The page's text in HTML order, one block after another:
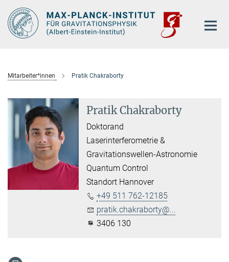
Hauptinhalt
Mitarbeiter*innen Pratik Chakraborty
Pratik Chakraborty
Doktorand
Laserinterferometrie &
Gravitationswellen-Astronomie
Quantum Control
Standort Hannover
+49 511 762-12185
pratik.chakraborty@...
3406 130